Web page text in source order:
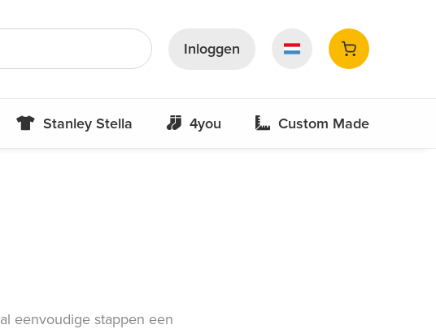
Inloggen
Stanley Stella 4you Custom Made
eenvoudige stappen een